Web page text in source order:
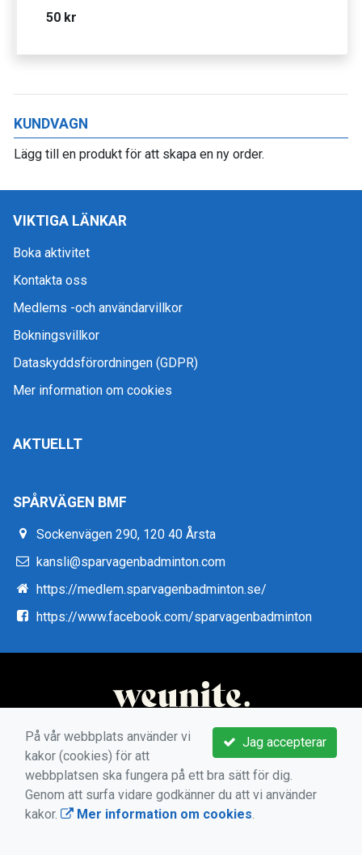
KUNDVAGN
Lägg till en produkt för att skapa en ny order.
50 kr
VIKTIGA LÄNKAR
Boka aktivitet
Kontakta oss
Medlems -och användarvillkor
Bokningsvillkor
Dataskyddsförordningen (GDPR)
Mer information om cookies
AKTUELLT
SPÅRVÄGEN BMF
Sockenvägen 290, 120 40 Årsta
kansli@sparvagenbadminton.com
https://medlem.sparvagenbadminton.se/
https://www.facebook.com/sparvagenbadminton
Jag accepterar
På vår webbplats använder vi
kakor (cookies) för att
webbplatsen ska fungera på ett bra sätt för dig.
Genom att surfa vidare godkänner du att vi använder
kakor.
Mer information om cookies.